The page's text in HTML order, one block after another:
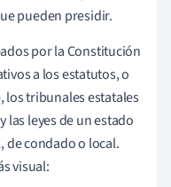
pueden presidir.
por la Constitución
a los estatutos, o
los tribunales estatales
leyes de un estado
de condado o local.
visual: